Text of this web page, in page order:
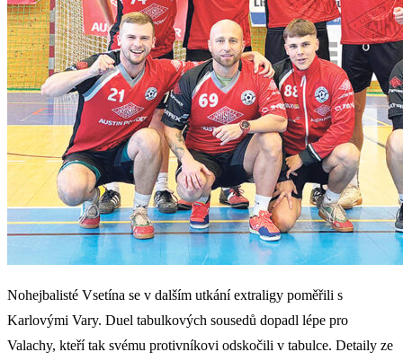
Nohejbalisté Vsetína se v dalším utkání extraligy poměřili s
Karlovými Vary. Duel tabulkových sousedů dopadl lépe pro
Valachy, kteří tak svému protivníkovi odskočili v tabulce. Detaily ze